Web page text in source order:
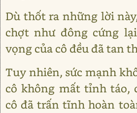
Dù thốt ra những lời
chợt như đông cứng
vọng của cô đều đã tan
Tuy nhiên, sức mạnh
cô không mất tỉnh táo,
cô đã trấn tĩnh hoàn